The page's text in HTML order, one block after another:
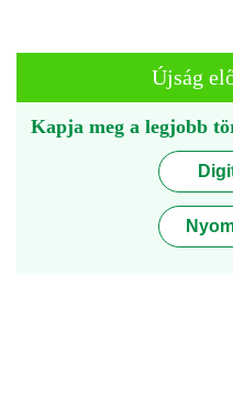
Újság
Kapja meg a legjobb